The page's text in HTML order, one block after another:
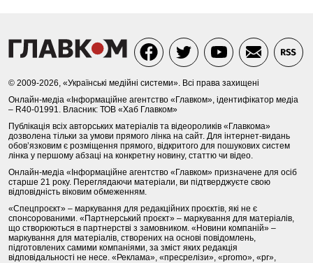
© 2009-2026, «Українські медійні системи». Всі права захищені
Онлайн-медіа «Інформаційне агентство «Главком», ідентифікатор медіа
– R40-01991. Власник: ТОВ «Хаб Главком»
Публікація всіх авторських матеріалів та відеороликів «Главкома»
дозволена тільки за умови прямого лінка на сайт. Для інтернет-видань
обов’язковим є розміщення прямого, відкритого для пошукових систем
лінка у першому абзаці на конкретну новину, статтю чи відео.
Онлайн-медіа «Інформаційне агентство «Главком» призначене для осіб
старше 21 року. Переглядаючи матеріали, ви підтверджуєте свою
відповідність віковим обмеженням.
«Спецпроєкт» – маркування для редакційних проєктів, які не є
спонсорованими. «Партнерський проєкт» – маркування для матеріалів,
що створюються в партнерстві з замовником. «Новини компаній» –
маркування для матеріалів, створених на основі повідомлень,
підготовлених самими компаніями, за зміст яких редакція
відповідальності не несе. «Реклама», «пресрелізи», «promo», «pr»,